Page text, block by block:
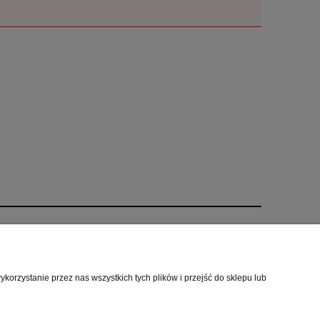
O firmie
przez nas wszystkich tych plików i przejść do sklepu lub